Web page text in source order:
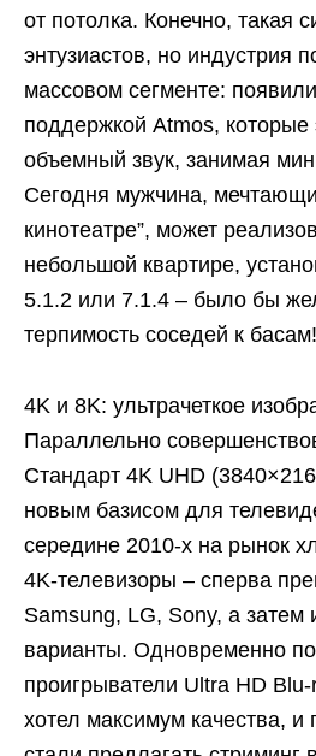
от потолка. Конечно, такая
энтузиастов, но индустрия
массовом сегменте:
поддержкой Atmos,
объемный звук, занимая
Сегодня мужчина,
кинотеатре”, может
небольшой квартире,
5.1.2 или 7.1.4 – было бы
терпимость соседей к
4K и 8K: ультрачеткое
Параллельно
Стандарт 4K UHD
новым базисом для
середине 2010-х на рынок
4K-телевизоры – сперва
Samsung, LG, Sony, а
варианты. Одновременно
проигрыватели Ultra HD
хотел максимум качества, и